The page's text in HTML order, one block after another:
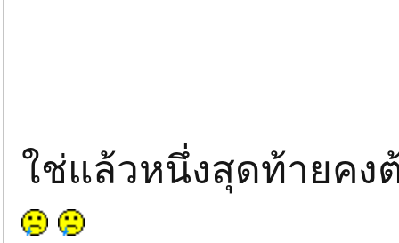
ใช่แล้วหนึ่งสุดท้ายคง